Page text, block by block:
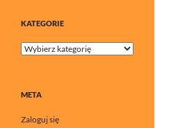
KATEGORIE
Kategorie
META
Zaloguj się